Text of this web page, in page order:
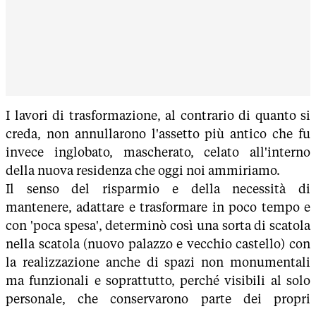
I lavori di trasformazione, al contrario di quanto si
creda, non annullarono l'assetto più antico che fu
invece inglobato, mascherato, celato all'interno
della nuova residenza che oggi noi ammiriamo.
Il senso del risparmio e della necessità di
mantenere, adattare e trasformare in poco tempo e
con 'poca spesa', determinò così una sorta di scatola
nella scatola (nuovo palazzo e vecchio castello) con
la realizzazione anche di spazi non monumentali
ma funzionali e soprattutto, perché visibili al solo
personale, che conservarono parte dei propri